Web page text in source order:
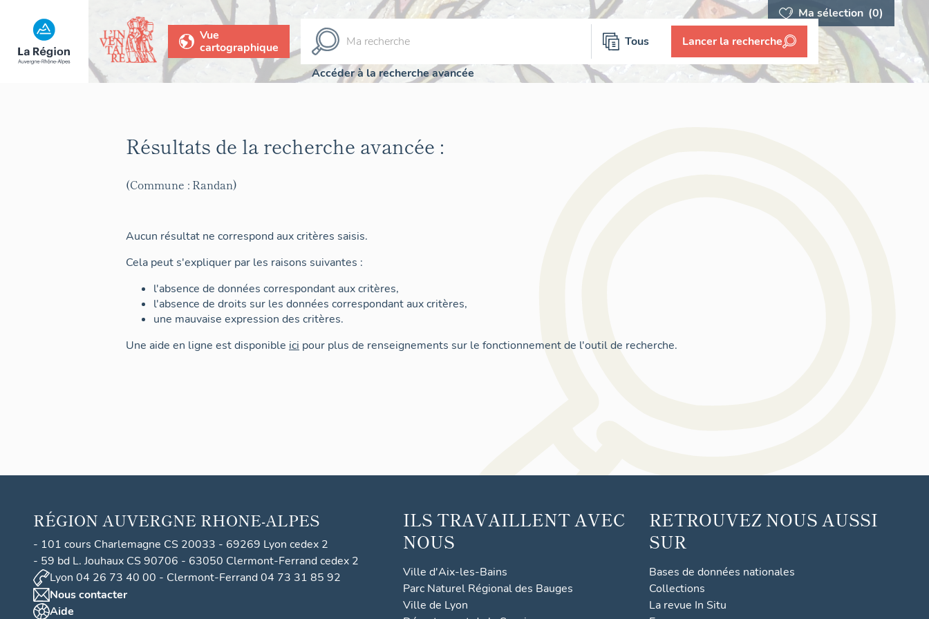
Ma sélection (0)
Vue
cartographique
Tous Lancer la recherche
Accéder à la recherche avancée
Résultats de la recherche avancée :
(Commune : Randan)
Aucun résultat ne correspond aux critères saisis.
Cela peut s'expliquer par les raisons suivantes :
l'absence de données correspondant aux critères,
l'absence de droits sur les données correspondant aux critères,
une mauvaise expression des critères.
Une aide en ligne est disponible ici pour plus de renseignements sur le fonctionnement de l'outil de recherche.
RÉGION AUVERGNE RHONE-ALPES
- 101 cours Charlemagne CS 20033 - 69269 Lyon cedex 2
- 59 bd L. Jouhaux CS 90706 - 63050 Clermont-Ferrand cedex 2
Lyon 04 26 73 40 00 - Clermont-Ferrand 04 73 31 85 92
Nous contacter
Aide
ILS TRAVAILLENT AVEC
NOUS
Ville d'Aix-les-Bains
Parc Naturel Régional des Bauges
Ville de Lyon
RETROUVEZ NOUS AUSSI
SUR
Bases de données nationales
Collections
La revue In Situ